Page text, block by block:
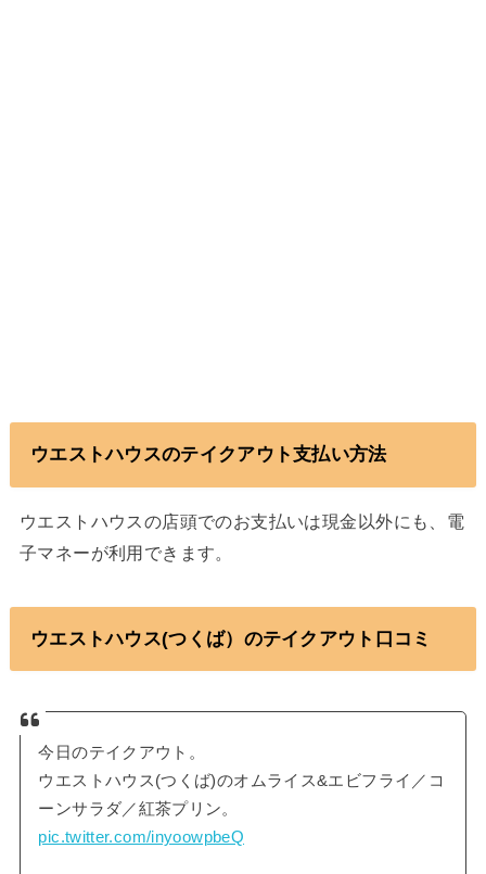
ウエストハウスのテイクアウト支払い方法
ウエストハウスの店頭でのお支払いは現金以外にも、電
子マネーが利用できます。
ウエストハウス(つくば）のテイクアウト口コミ
今日のテイクアウト。
ウエストハウス(つくば)のオムライス&エビフライ／コ
ーンサラダ／紅茶プリン。
pic.twitter.com/inyoowpbeQ